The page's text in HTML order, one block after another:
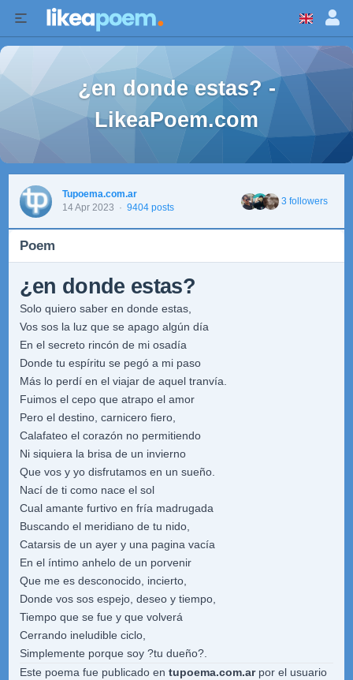
¿en donde estas? -
LikeaPoem.com
Tupoema.com.ar
14 Apr 2023 · 9404 posts
3 followers
Poem
¿en donde estas?
Solo quiero saber en donde estas,
Vos sos la luz que se apago algún día
En el secreto rincón de mi osadía
Donde tu espíritu se pegó a mi paso
Más lo perdí en el viajar de aquel tranvía.
Fuimos el cepo que atrapo el amor
Pero el destino, carnicero fiero,
Calafateo el corazón no permitiendo
Ni siquiera la brisa de un invierno
Que vos y yo disfrutamos en un sueño.
Nací de ti como nace el sol
Cual amante furtivo en fría madrugada
Buscando el meridiano de tu nido,
Catarsis de un ayer y una pagina vacía
En el íntimo anhelo de un porvenir
Que me es desconocido, incierto,
Donde vos sos espejo, deseo y tiempo,
Tiempo que se fue y que volverá
Cerrando ineludible ciclo,
Simplemente porque soy ?tu dueño?.
Este poema fue publicado en tupoema.com.arpor el usuario